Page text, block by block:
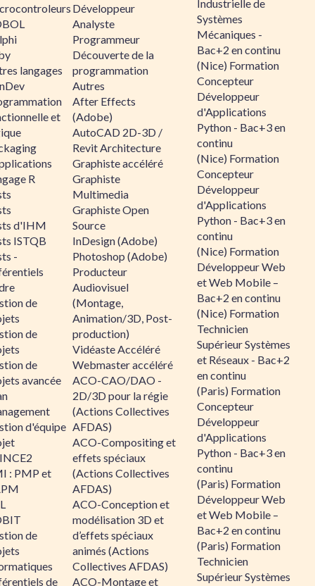
langages
et
R
d'IHM
ISTQB
-
de
de
de
avancée
d'équipe
: PMP et
de
de
Développeur
Analyste
Programmeur
Découverte de la
programmation
Autres
After Effects
(Adobe)
AutoCAD 2D-3D /
Revit Architecture
Graphiste accéléré
Graphiste
Multimedia
Graphiste Open
Source
InDesign (Adobe)
Photoshop (Adobe)
Producteur
Audiovisuel
(Montage,
Animation/3D, Post-
production)
Vidéaste Accéléré
Webmaster accéléré
ACO-CAO/DAO -
2D/3D pour la régie
(Actions Collectives
AFDAS)
ACO-Compositing et
effets spéciaux
(Actions Collectives
AFDAS)
ACO-Conception et
modélisation 3D et
d’effets spéciaux
animés (Actions
Collectives AFDAS)
ACO-Montage et
Industrielle de
Systèmes
Mécaniques -
Bac+2 en continu
(Nice) Formation
Concepteur
Développeur
d'Applications
Python - Bac+3 en
continu
(Nice) Formation
Concepteur
Développeur
d'Applications
Python - Bac+3 en
continu
(Nice) Formation
Développeur Web
et Web Mobile –
Bac+2 en continu
(Nice) Formation
Technicien
Supérieur Systèmes
et Réseaux - Bac+2
en continu
(Paris) Formation
Concepteur
Développeur
d'Applications
Python - Bac+3 en
continu
(Paris) Formation
Développeur Web
et Web Mobile –
Bac+2 en continu
(Paris) Formation
Technicien
Supérieur Systèmes